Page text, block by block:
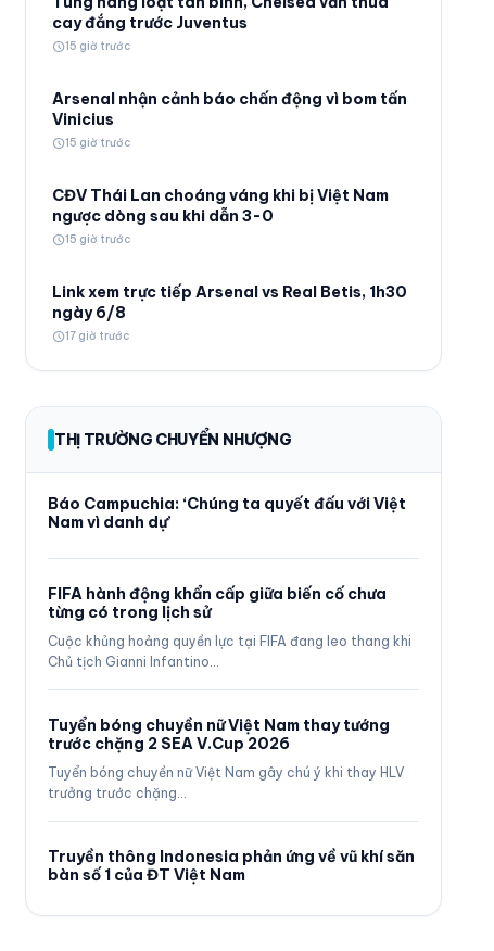
cay đắng trước Juventus
schedule15 giờ trước
Arsenal nhận cảnh báo chấn động vì bom tấn
Vinicius
schedule15 giờ trước
CĐV Thái Lan choáng váng khi bị Việt Nam
ngược dòng sau khi dẫn 3-0
schedule15 giờ trước
Link xem trực tiếp Arsenal vs Real Betis, 1h30
ngày 6/8
schedule17 giờ trước
THỊ TRƯỜNG CHUYỂN NHƯỢNG
Báo Campuchia: ‘Chúng ta quyết đấu với Việt
Nam vì danh dự’
FIFA hành động khẩn cấp giữa biến cố chưa
từng có trong lịch sử
Cuộc khủng hoảng quyền lực tại FIFA đang leo thang khi
Chủ tịch Gianni Infantino…
Tuyển bóng chuyền nữ Việt Nam thay tướng
trước chặng 2 SEA V.Cup 2026
Tuyển bóng chuyền nữ Việt Nam gây chú ý khi thay HLV
trưởng trước chặng…
Truyền thông Indonesia phản ứng về vũ khí săn
bàn số 1 của ĐT Việt Nam